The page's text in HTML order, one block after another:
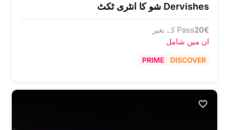
Dervishes شو کا انٹری ٹکٹ
€
20Pass کے بغیر
ان میں شامل
DISCOVER
PRIME